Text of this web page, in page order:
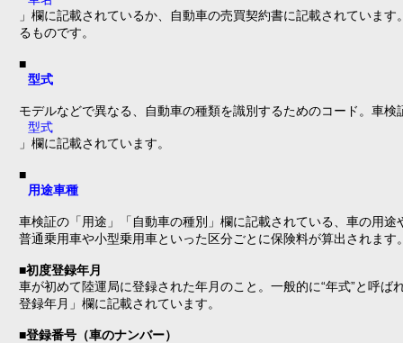
」欄に記載されているか、自動車の売買契約書に記載されています
るものです。
■
型式
モデルなどで異なる、自動車の種類を識別するためのコード。車検
型式
」欄に記載されています。
■
用途車種
車検証の「用途」「自動車の種別」欄に記載されている、車の用
普通乗用車や小型乗用車といった区分ごとに保険料が算出されます
■初度登録年月
車が初めて陸運局に登録された年月のこと。一般的に“年式”と呼ば
登録年月」欄に記載されています。
■登録番号（車のナンバー）